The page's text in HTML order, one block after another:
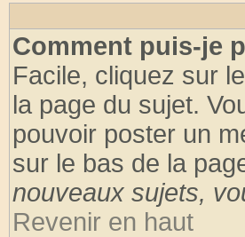
Comment puis-je
Facile, cliquez sur
la page du sujet.
pouvoir poster un
sur le bas de la
nouveaux sujets,
Revenir en haut